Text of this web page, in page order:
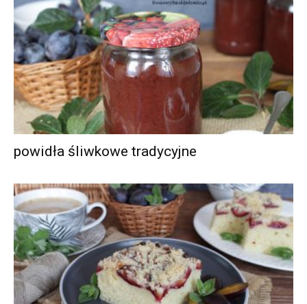
powidła śliwkowe tradycyjne